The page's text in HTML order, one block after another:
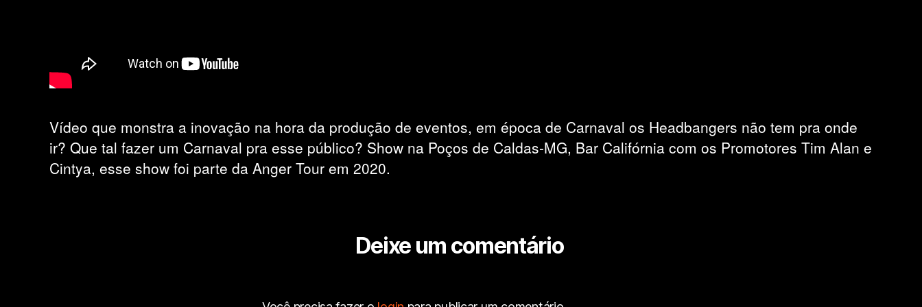
Vídeo que monstra a inovação na hora da produção de eventos, em época de Carnaval os Headbangers não tem pra onde
ir? Que tal fazer um Carnaval pra esse público? Show na Poços de Caldas-MG, Bar Califórnia com os Promotores Tim Alan e
Cintya, esse show foi parte da Anger Tour em 2020.
Deixe um comentário